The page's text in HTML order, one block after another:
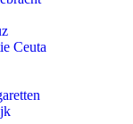
Ceuta